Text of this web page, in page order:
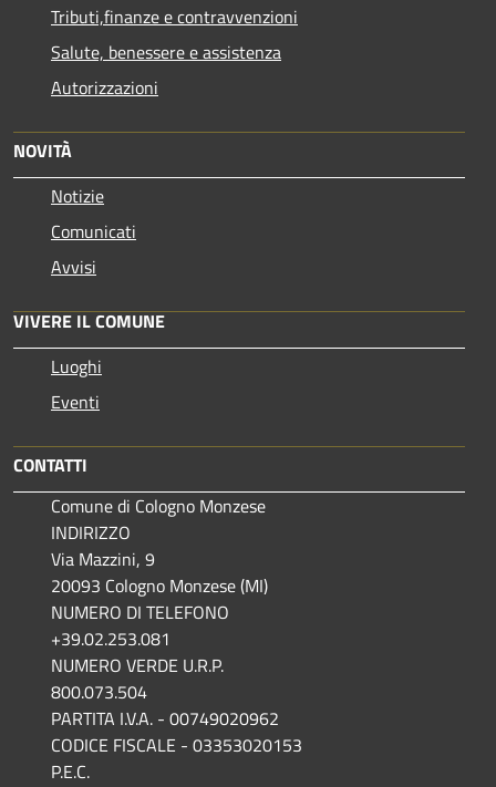
Tributi,finanze e contravvenzioni
Salute, benessere e assistenza
Autorizzazioni
NOVITÀ
Notizie
Comunicati
Avvisi
VIVERE IL COMUNE
Luoghi
Eventi
CONTATTI
Comune di Cologno Monzese
INDIRIZZO
Via Mazzini, 9
20093 Cologno Monzese (MI)
NUMERO DI TELEFONO
+39.02.253.081
NUMERO VERDE U.R.P.
800.073.504
PARTITA I.V.A. - 00749020962
CODICE FISCALE - 03353020153
P.E.C.